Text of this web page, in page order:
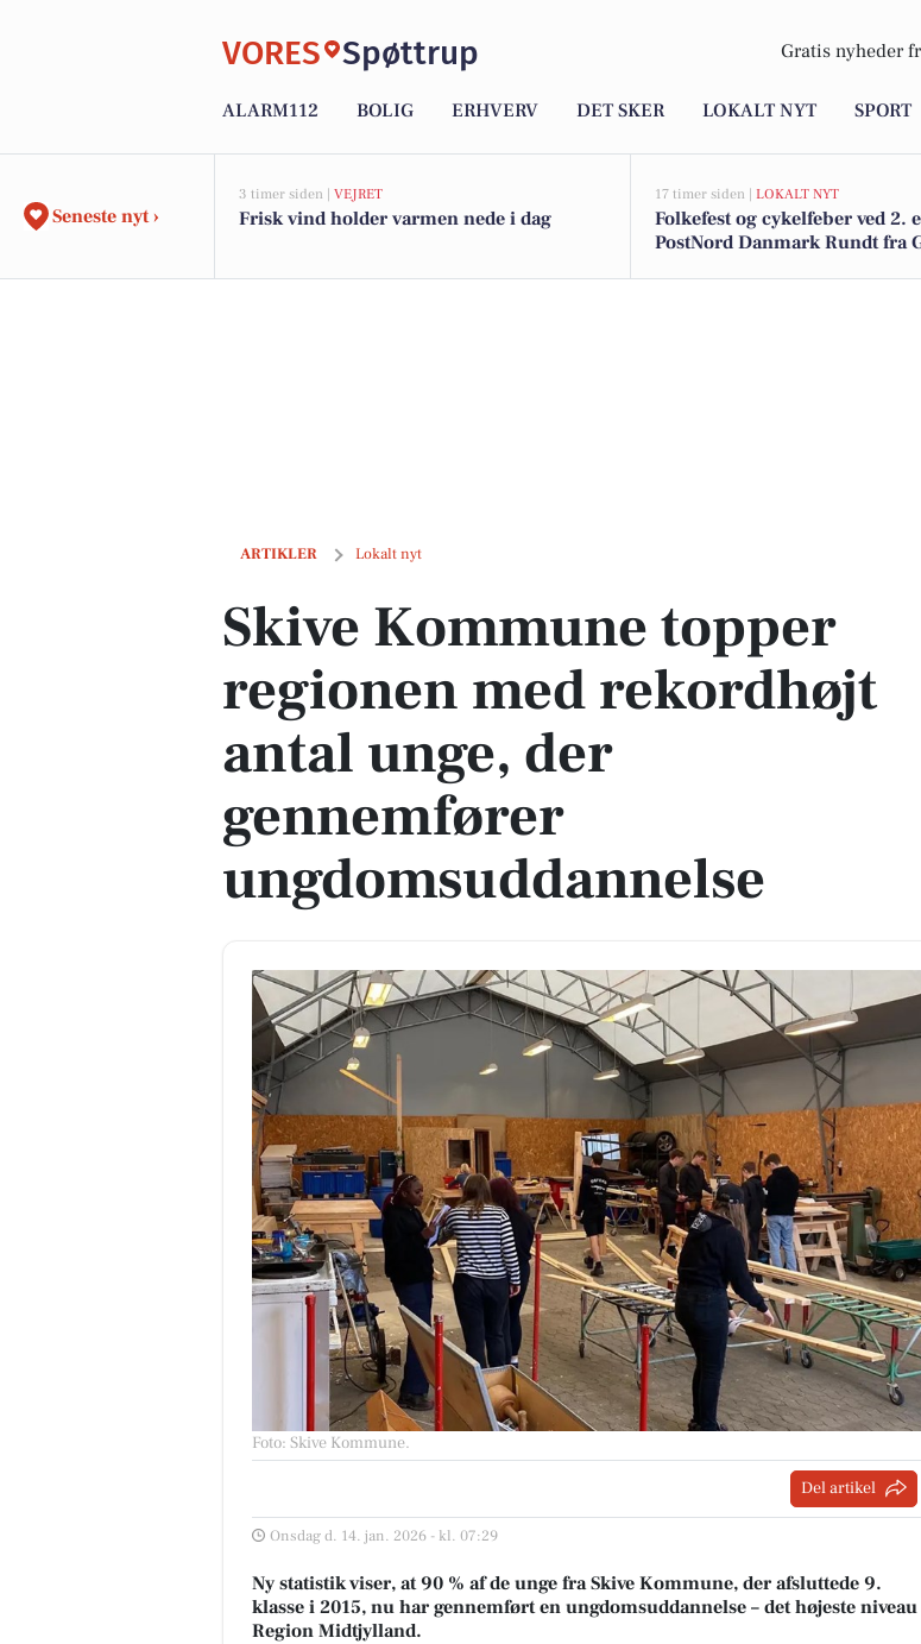
VORES Spøttrup Gratis nyheder
ALARM112 BOLIG ERHVERV DET SKER LOKALT NYT SPORT
Seneste nyt ›
3 timer siden | VEJRET
Frisk vind holder varmen nede i dag
17 timer siden | LOKALT NYT
Folkefest og cykelfeber ved 2.
PostNord Danmark Rundt fra
ARTIKLER Lokalt nyt
Skive Kommune topper regionen med rekordhøjt antal unge, der gennemfører
Skive Kommune topper
regionen med rekordhøjt
antal unge, der
gennemfører
ungdomsuddannelse
Foto: Skive Kommune.
Del artikel
Onsdag d. 14. jan. 2026 - kl. 07:29
Ny statistik viser, at 90 % af de unge fra Skive Kommune, der afsluttede 9.
klasse i 2015, nu har gennemført en ungdomsuddannelse – det højeste
Region Midtjylland.